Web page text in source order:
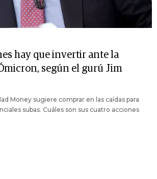
hay que invertir ante la
según el gurú Jim
Money sugiere comprar en las caídas para
subas. Cuáles son sus cuatro acciones